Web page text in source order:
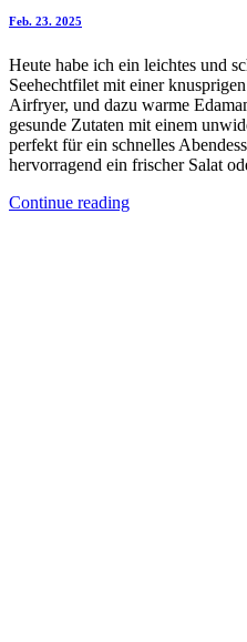
Feb. 23. 2025
Heute habe ich ein leichtes und
Seehechtfilet mit einer
Airfryer, und dazu warme
gesunde Zutaten mit einem
perfekt für ein schnelles
hervorragend ein frischer Salat
Continue reading